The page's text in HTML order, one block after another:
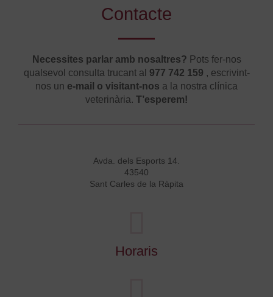
Contacte
Necessites parlar amb nosaltres? Pots fer-nos
qualsevol consulta trucant al 977 742 159 , escrivint-
nos un e-mail o visitant-nos a la nostra clínica
veterinària. T’esperem!
Avda. dels Esports 14.
43540
Sant Carles de la Ràpita
Horaris